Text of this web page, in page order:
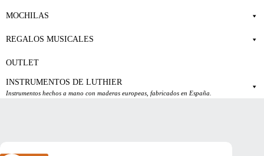
MOCHILAS
REGALOS MUSICALES
OUTLET
INSTRUMENTOS DE LUTHIER
Instrumentos hechos a mano con maderas europeas, fabricados en España.